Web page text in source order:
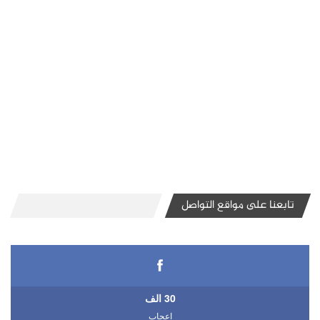
تابعنا على مواقع التواصل
30 الف
اعجاب